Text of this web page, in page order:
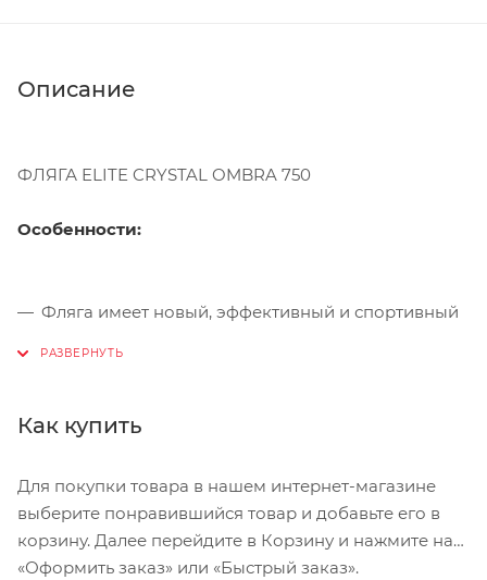
Описание
ФЛЯГА ELITE CRYSTAL OMBRA 750
Особенности:
Фляга имеет новый, эффективный и спортивный
сниженную верхнюю часть, что улучшает её
флягодержатель. Дизайн также гарантирует
надёжное удержание в любых условиях (на
пересечённой местности, грунтовых дорогах и
Как купить
Для покупки товара в нашем интернет-магазине
выберите понравившийся товар и добавьте его в
корзину. Далее перейдите в Корзину и нажмите на
«Оформить заказ» или «Быстрый заказ».